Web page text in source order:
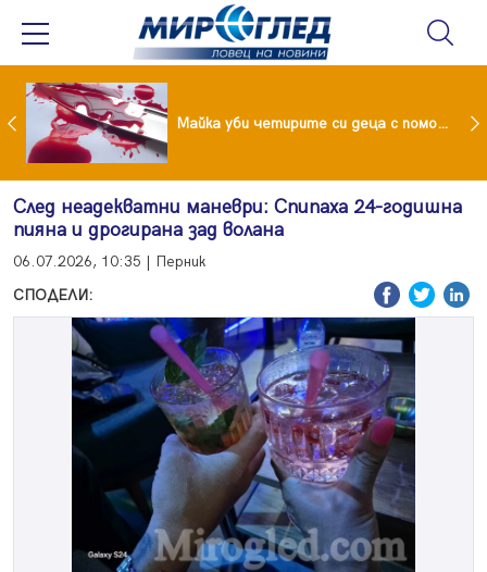
Проф.Кантарджиев: Пазете се от комарите и полово предаваните инфекции Майка уби четирите си деца с помощта на баба им, след което се самоуби
След неадекватни маневри: Спипаха 24-годишна
пияна и дрогирана зад волана
06.07.2026, 10:35 | Перник
СПОДЕЛИ: